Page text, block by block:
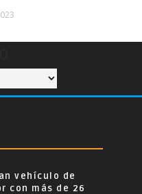
vehículo de
con más de 26